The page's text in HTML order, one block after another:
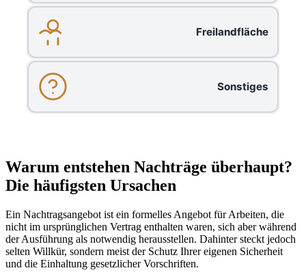
Freilandfläche
Sonstiges
Warum entstehen Nachträge überhaupt?
Die häufigsten Ursachen
Ein Nachtragsangebot ist ein formelles Angebot für Arbeiten, die
nicht im ursprünglichen Vertrag enthalten waren, sich aber während
der Ausführung als notwendig herausstellen. Dahinter steckt jedoch
selten Willkür, sondern meist der Schutz Ihrer eigenen Sicherheit
und die Einhaltung gesetzlicher Vorschriften.